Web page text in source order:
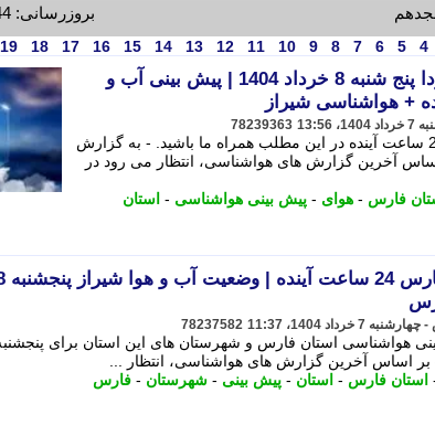
بروزرسانی: 15:44
4
5
6
7
8
9
10
11
12
13
14
15
16
17
18
19
وضعیت هوای شیراز فردا پنج شنبه 8 خرداد 1404 | پیش بینی آب و
78239363
با پیش بینی هواشناسی شیراز در 24 ساعت آینده در این مطلب همراه ما باشید. - به گزارش
اساس آخرین گزارش های هواشناسی، انتظار می رود در
فارس - هوای - پیش بینی هواشناسی - استان
78237582
بر اساس آخرین گزارش های هواشناسی، انتظار ...
استان فارس - استان - پیش بینی - شهرستان - فارس